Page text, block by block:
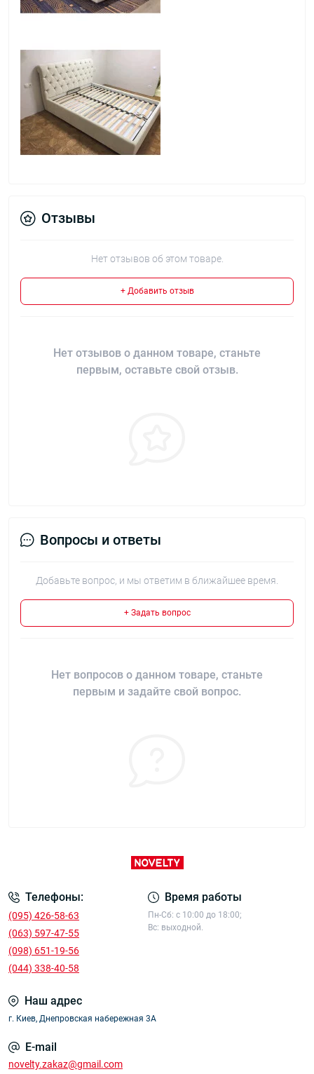
Отзывы
Нет отзывов об этом товаре.
+ Добавить отзыв
Нет отзывов о данном товаре, станьте
первым, оставьте свой отзыв.
Вопросы и ответы
Добавьте вопрос, и мы ответим в ближайшее время.
+ Задать вопрос
Нет вопросов о данном товаре, станьте
первым и задайте свой вопрос.
Телефоны:
‎‎(095) 426-58-63
(063) 597-47-55
(098) 651-19-56
(044) 338-40-58
Время работы
Пн-Сб: с 10:00 до 18:00;
Вс: выходной.
Наш адрес
г. Киев, Днепровская набережная 3А
E-mail
novelty.zakaz@gmail.com